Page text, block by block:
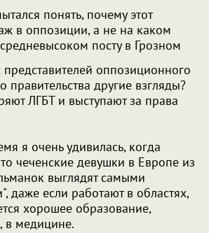
понять, почему этот
в оппозиции, а не на каком
посту в Грозном
представителей оппозиционного
правительства другие взгляды?
ЛГБТ и выступают за права
я очень удивилась, когда
чеченские девушки в Европе из
выглядят самыми
даже если работают в областях,
хорошее образование,
в медицине.